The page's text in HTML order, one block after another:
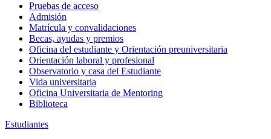
Pruebas de acceso
Admisión
Matrícula y convalidaciones
Becas, ayudas y premios
Oficina del estudiante y Orientación preuniversitaria
Orientación laboral y profesional
Observatorio y casa del Estudiante
Vida universitaria
Oficina Universitaria de Mentoring
Biblioteca
Estudiantes